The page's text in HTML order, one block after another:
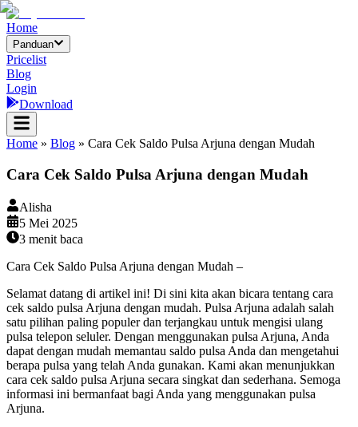
Home
Panduan
Pricelist
Blog
Login
Download
Home » Blog » Cara Cek Saldo Pulsa Arjuna dengan Mudah
Cara Cek Saldo Pulsa Arjuna dengan Mudah
Alisha
5 Mei 2025
3 menit baca
Cara Cek Saldo Pulsa Arjuna dengan Mudah –
Selamat datang di artikel ini! Di sini kita akan bicara tentang cara
cek saldo pulsa Arjuna dengan mudah. Pulsa Arjuna adalah salah
satu pilihan paling populer dan terjangkau untuk mengisi ulang
pulsa telepon seluler. Dengan menggunakan pulsa Arjuna, Anda
dapat dengan mudah memantau saldo pulsa Anda dan mengetahui
berapa pulsa yang telah Anda gunakan. Kami akan menunjukkan
cara cek saldo pulsa Arjuna secara singkat dan sederhana. Semoga
informasi ini bermanfaat bagi Anda yang menggunakan pulsa
Arjuna.